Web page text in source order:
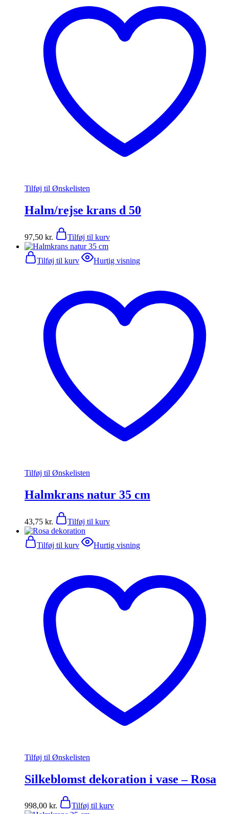
Tilføj til Ønskelisten
Halm/rejse krans d 50
97,50 kr. Tilføj til kurv
Tilføj til kurv Hurtig visning
Tilføj til Ønskelisten
Halmkrans natur 35 cm
43,75 kr. Tilføj til kurv
Tilføj til kurv Hurtig visning
Tilføj til Ønskelisten
Silkeblomst dekoration i vase – Rosa
998,00 kr. Tilføj til kurv